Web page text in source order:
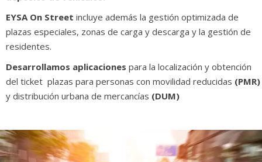
EYSA On Street incluye además la gestión optimizada de
plazas especiales, zonas de carga y descarga y la gestión de
residentes.
Desarrollamos aplicaciones para la localización y obtención
del ticket plazas para personas con movilidad reducidas (PMR)
y distribución urbana de mercancías (DUM)